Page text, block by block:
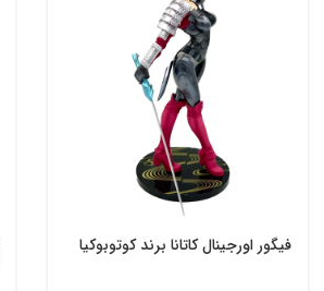
فیگور اورجینال کاتانا برند کوتوبوکیا